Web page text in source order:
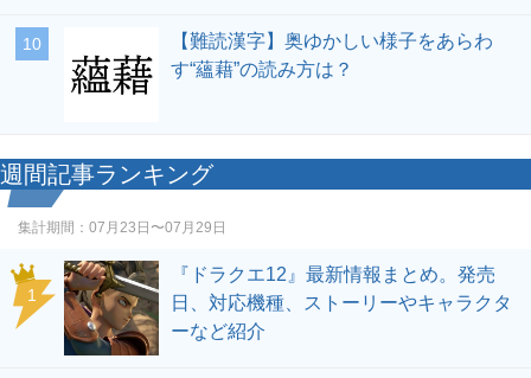
10
【難読漢字】奥ゆかしい様子をあらわ
す“蘊藉”の読み方は？
週間記事ランキング
集計期間： 07月23日〜07月29日
1
『ドラクエ12』最新情報まとめ。発売
日、対応機種、ストーリーやキャラクタ
ーなど紹介